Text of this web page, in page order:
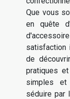
Que vous
en quête
satisfaction
de
pratiques
simples et
séduire par